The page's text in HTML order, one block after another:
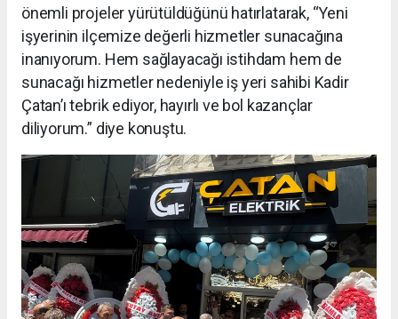
önemli projeler yürütüldüğünü hatırlatarak, “Yeni
işyerinin ilçemize değerli hizmetler sunacağına
inanıyorum. Hem sağlayacağı istihdam hem de
sunacağı hizmetler nedeniyle iş yeri sahibi Kadir
Çatan’ı tebrik ediyor, hayırlı ve bol kazançlar
diliyorum.” diye konuştu.